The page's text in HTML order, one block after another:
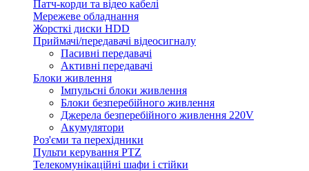
Патч-корди та відео кабелі
Мережеве обладнання
Жорсткі диски HDD
Приймачі/передавачі відеосигналу
Пасивні передавачі
Активні передавачі
Блоки живлення
Імпульсні блоки живлення
Блоки безперебійного живлення
Джерела безперебійного живлення 220V
Акумулятори
Роз'єми та перехідники
Пульти керування PTZ
Телекомунікаційні шафи і стійки